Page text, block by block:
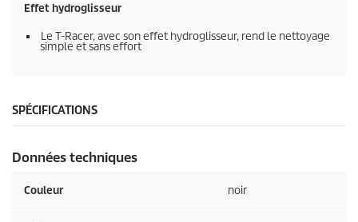
Effet hydroglisseur
Le T-Racer, avec son effet hydroglisseur, rend le nettoyage
simple et sans effort
SPÉCIFICATIONS
Données techniques
Couleur noir